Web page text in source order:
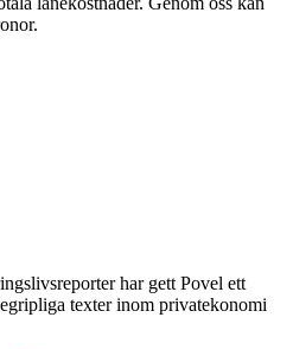
har gett Povel ett
texter inom privatekonomi